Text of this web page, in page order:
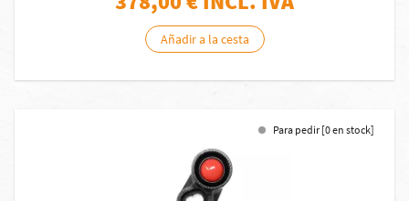
Añadir a la cesta
Para pedir [0 en stock]